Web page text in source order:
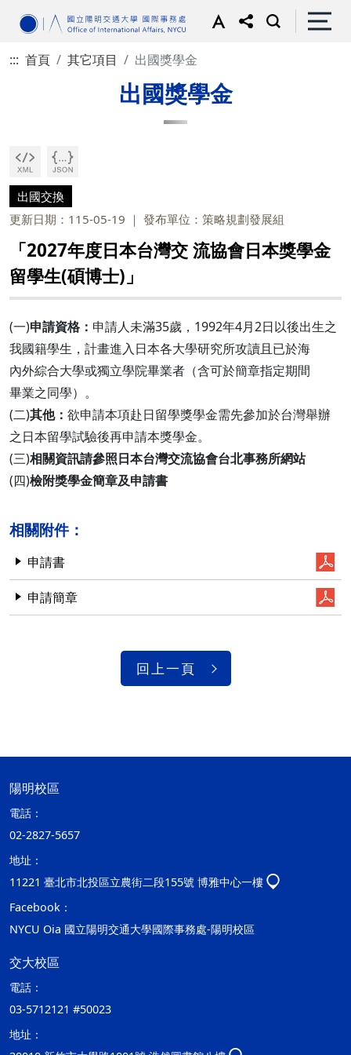
::: 首頁 其它項目 出國獎學金
出國獎學金
出國交換
更新日期：115-05-19
發布單位：策略規劃發展組
「2027年度日本台灣交 流協會日本獎學金
留學生(碩博士)」
(一)申請資格： 申請人未滿35歲，1992年4月2日以後出生之
我國籍學生，計畫進入日本各大學研究所攻讀且已於海
內外綜合大學或獨立學院畢業者（含可於簡章指定期間
畢業之同學）。
(二)其他： 欲申請本項赴日留學獎學金需先參加於台灣舉辦
之日本留學試驗後再申請本獎學金。
(三)相關資訊請參照日本台灣交流協會台北事務所網站
(四)檢附獎學金簡章及申請書
相關附件：
申請書
申請簡章
回上一頁
陽明校區
電話：
02-2827-5657
地址：
11221 臺北市北投區立農街二段155號 博雅中心一樓
Facebook：
NYCU Oia 國立陽明交通大學國際事務處-陽明校區
交大校區
電話：
03-5712121 #50023
地址：